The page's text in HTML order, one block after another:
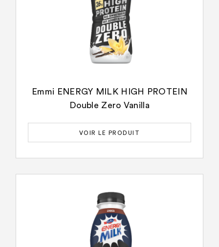
Emmi ENERGY MILK HIGH PROTEIN
Double Zero Vanilla
VOIR LE PRODUIT